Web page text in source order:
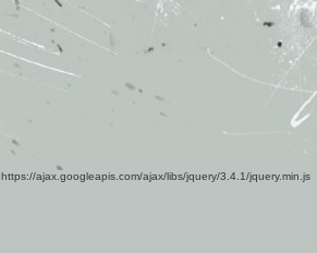
https://ajax.googleapis.com/ajax/libs/jquery/3.4.1/jquery.min.js